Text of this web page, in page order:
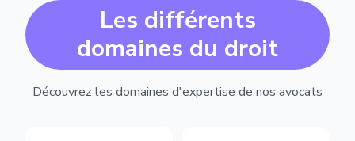
Les différents
domaines du droit
Découvrez les domaines d'expertise de nos avocats